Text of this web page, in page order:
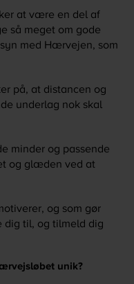
at være en del af
så meget om gode
med Hærvejen, som
på, at distancen og
underlag nok skal
minder og passende
og glæden ved at
og som gør
til, og tilmeld dig
unik?